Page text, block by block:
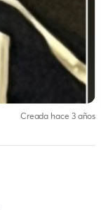
Creada hace 3 años